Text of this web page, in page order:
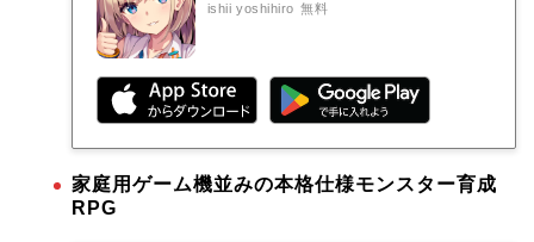
ishii yoshihiro 無料
家庭用ゲーム機並みの本格仕様モンスター育成
RPG